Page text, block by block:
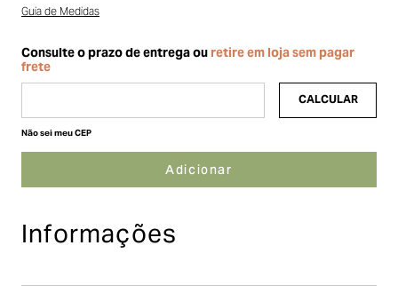
Guia de Medidas
Não sei meu CEP
Informações